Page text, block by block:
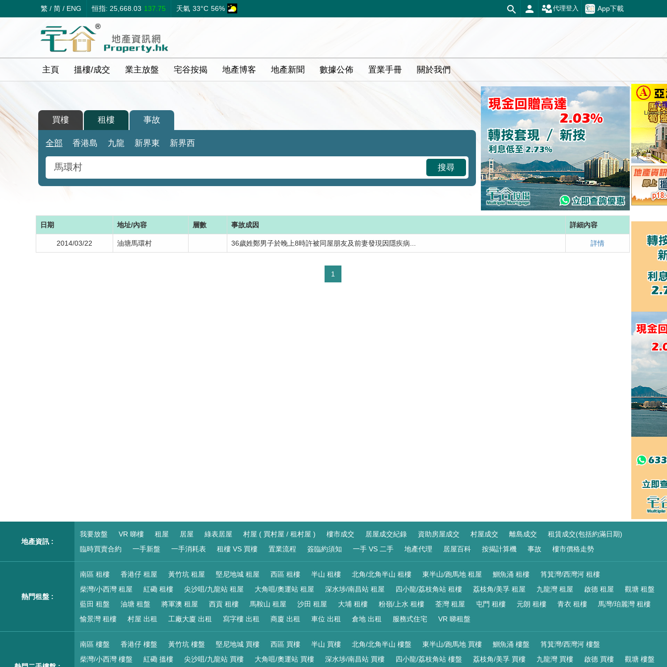
繁 / 简 / ENG 恒指: 25,668.03 137.75 天氣 33°C 56% App下載
代理登入
主頁 搵樓/成交 業主放盤 宅谷按揭 地產博客 地產新聞 數據公佈 置業手冊 關於我們
買樓 租樓 事故
全部 香港島 九龍 新界東 新界西
搜尋
日期 地址/內容 層數 事故成因 詳細內容
2014/03/22 油塘馬環村 36歲姓鄭男子於晚上8時許被同屋朋友及前妻發現因隱疾病... 詳情
1
地產資訊 :
我要放盤 VR 睇樓 租屋 居屋 綠表居屋 村屋 ( 買村屋 / 租村屋 ) 樓市成交 居屋成交紀錄 資助房屋成交 村屋成交 離島成交
租賃成交(包括約滿日期)
臨時買賣合約
一手新盤 一手消耗表 租樓 VS 買樓 置業流程 簽臨約須知 一手 VS 二手 地產代理 居屋百科 按揭計算機 事故 樓市價格走勢
熱門租盤 :
南區 租樓 香港仔 租屋 黃竹坑 租屋 堅尼地城 租屋 西區 租樓 半山 租樓 北角/北角半山 租樓 東半山/跑馬地 租屋 鰂魚涌 租樓
筲箕灣/西灣河 租樓
柴灣/小西灣 租屋
紅磡 租樓 尖沙咀/九龍站 租屋 大角咀/奧運站 租屋 深水埗/南昌站 租屋 四小龍/荔枝角站 租樓 荔枝角/美孚 租屋 九龍灣 租屋 啟德 租屋
觀塘 租盤
藍田 租盤
油塘 租盤 將軍澳 租屋 西貢 租樓 馬鞍山 租屋 沙田 租屋 大埔 租樓 粉嶺/上水 租樓 荃灣 租屋 屯門 租樓 元朗 租樓 青衣 租樓
馬灣/珀麗灣 租樓
愉景灣 租樓
村屋 出租 工廠大廈 出租 寫字樓 出租 商廈 出租 車位 出租 倉地 出租 服務式住宅 VR 睇租盤
南區 樓盤 香港仔 樓盤 黃竹坑 樓盤 堅尼地城 買樓 西區 買樓 半山 買樓 北角/北角半山 樓盤 東半山/跑馬地 買樓 鰂魚涌 樓盤
筲箕灣/西灣河 樓盤
柴灣/小西灣 樓盤
紅磡 搵樓 尖沙咀/九龍站 買樓 大角咀/奧運站 買樓 深水埗/南昌站 買樓 四小龍/荔枝角站 樓盤 荔枝角/美孚 買樓 九龍灣 買樓 啟德 買樓 觀塘 樓盤